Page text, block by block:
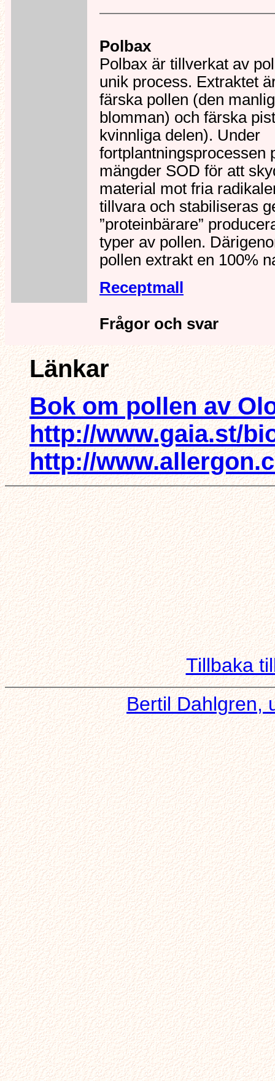
Polbax
Polbax är tillverkat av
unik process. Extraktet
färska pollen (den
blomman) och färska
kvinnliga delen). Under
fortplantningsprocessen
mängder SOD för att
material mot fria
tillvara och stabiliseras
”proteinbärare”
typer av pollen.
pollen extrakt en 100%
Receptmall
Frågor och svar
Länkar
Bok om pollen av
http://www.gaia.st/
http://
Tillbaka
Bertil Dahlgren,